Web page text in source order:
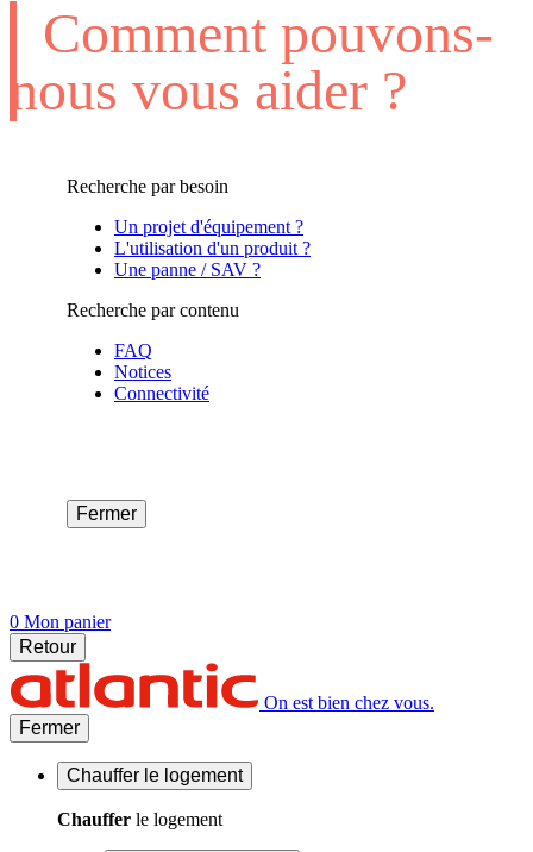
Comment pouvons-
nous vous aider ?
Recherche par besoin
Un projet d'équipement ?
L'utilisation d'un produit ?
Une panne / SAV ?
Recherche par contenu
FAQ
Notices
Connectivité
Fermer
0 Mon panier
Retour
On est bien chez vous.
Fermer
Chauffer le logement
Chauffer le logement